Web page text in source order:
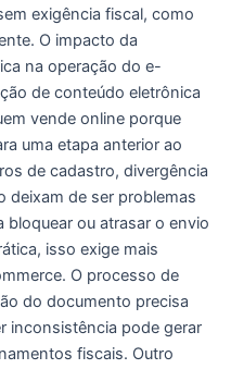
exigência fiscal, como
O impacto da
na operação do e-
de conteúdo eletrônica
vende online porque
uma etapa anterior ao
de cadastro, divergência
deixam de ser problemas
ou atrasar o envio
isso exige mais
O processo de
do documento precisa
inconsistência pode gerar
fiscais. Outro